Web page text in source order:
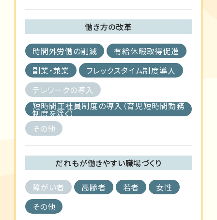
働き方の改革
時間外労働の削減
有給休暇取得促進
副業・兼業
フレックスタイム制度導入
テレワークの導入
短時間正社員制度の導入（育児短時間勤務
制度を除く）
その他
だれもが働きやすい職場づくり
障がい者 高齢者 若者
女性
その他